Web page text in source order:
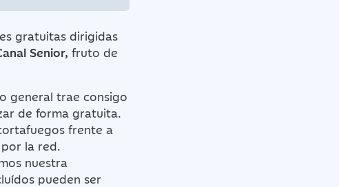
gratuitas dirigidas
Senior, fruto de
general trae consigo
de forma gratuita.
frente a
la red.
nuestra
pueden ser